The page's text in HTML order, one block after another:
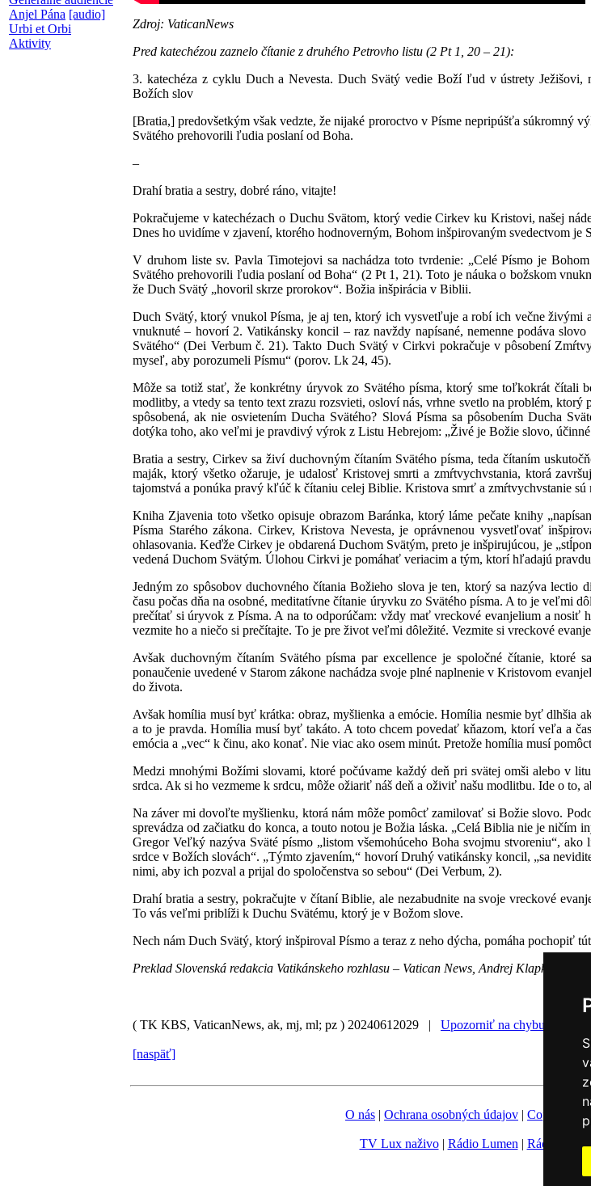
Anjel Pána [audio]
Urbi et Orbi
Aktivity
Zdroj: VaticanNews
Pred katechézou zaznelo čítanie z druhého Petrovho listu (2 Pt 1, 20 – 21):
3. katechéza z cyklu Duch a Nevesta. Duch Svätý vedie Boží ľud v ústrety Ježišovi,
Božích slov
[Bratia,] predovšetkým však vedzte, že nijaké proroctvo v Písme nepripúšťa súkromný
Svätého prehovorili ľudia poslaní od Boha.
–
Drahí bratia a sestry, dobré ráno, vitajte!
Pokračujeme v katechézach o Duchu Svätom, ktorý vedie Cirkev ku Kristovi, našej
Dnes ho uvidíme v zjavení, ktorého hodnoverným, Bohom inšpirovaným svedectvom je
V druhom liste sv. Pavla Timotejovi sa nachádza toto tvrdenie: „Celé Písmo je
Svätého prehovorili ľudia poslaní od Boha“ (2 Pt 1, 21). Toto je náuka o božskom
že Duch Svätý „hovoril skrze prorokov“. Božia inšpirácia v Biblii.
Duch Svätý, ktorý vnukol Písma, je aj ten, ktorý ich vysvetľuje a robí ich večne
vnuknuté – hovorí 2. Vatikánsky koncil – raz navždy napísané, nemenne podáva
Svätého“ (Dei Verbum č. 21). Takto Duch Svätý v Cirkvi pokračuje v pôsobení
myseľ, aby porozumeli Písmu“ (porov. Lk 24, 45).
Môže sa totiž stať, že konkrétny úryvok zo Svätého písma, ktorý sme toľkokrát čítali
modlitby, a vtedy sa tento text zrazu rozsvieti, osloví nás, vrhne svetlo na problém,
spôsobená, ak nie osvietením Ducha Svätého? Slová Písma sa pôsobením Ducha
dotýka toho, ako veľmi je pravdivý výrok z Listu Hebrejom: „Živé je Božie slovo,
Bratia a sestry, Cirkev sa živí duchovným čítaním Svätého písma, teda čítaním
maják, ktorý všetko ožaruje, je udalosť Kristovej smrti a zmŕtvychvstania, ktorá
tajomstvá a ponúka pravý kľúč k čítaniu celej Biblie. Kristova smrť a zmŕtvychvstanie
Kniha Zjavenia toto všetko opisuje obrazom Baránka, ktorý láme pečate knihy
Písma Starého zákona. Cirkev, Kristova Nevesta, je oprávnenou vysvetľovať
ohlasovania. Keďže Cirkev je obdarená Duchom Svätým, preto je inšpirujúcou, je
vedená Duchom Svätým. Úlohou Cirkvi je pomáhať veriacim a tým, ktorí hľadajú
Jedným zo spôsobov duchovného čítania Božieho slova je ten, ktorý sa nazýva
času počas dňa na osobné, meditatívne čítanie úryvku zo Svätého písma. A to je veľmi
prečítať si úryvok z Písma. A na to odporúčam: vždy mať vreckové evanjelium a nosiť
vezmite ho a niečo si prečítajte. To je pre život veľmi dôležité. Vezmite si vreckové
Avšak duchovným čítaním Svätého písma par excellence je spoločné čítanie,
ponaučenie uvedené v Starom zákone nachádza svoje plné naplnenie v Kristovom
do života.
Avšak homília musí byť krátka: obraz, myšlienka a emócie. Homília nesmie byť dlhšia
a to je pravda. Homília musí byť takáto. A toto chcem povedať kňazom, ktorí veľa a
emócia a „vec“ k činu, ako konať. Nie viac ako osem minút. Pretože homília musí
Medzi mnohými Božími slovami, ktoré počúvame každý deň pri svätej omši alebo v
srdca. Ak si ho vezmeme k srdcu, môže ožiariť náš deň a oživiť našu modlitbu. Ide o to,
Na záver mi dovoľte myšlienku, ktorá nám môže pomôcť zamilovať si Božie slovo.
sprevádza od začiatku do konca, a touto notou je Božia láska. „Celá Biblia nie je ničím
Gregor Veľký nazýva Sväté písmo „listom všemohúceho Boha svojmu stvoreniu“,
srdce v Božích slovách“. „Týmto zjavením,“ hovorí Druhý vatikánsky koncil, „sa
nimi, aby ich pozval a prijal do spoločenstva so sebou“ (Dei Verbum, 2).
Drahí bratia a sestry, pokračujte v čítaní Biblie, ale nezabudnite na svoje vreckové
To vás veľmi priblíži k Duchu Svätému, ktorý je v Božom slove.
Nech nám Duch Svätý, ktorý inšpiroval Písmo a teraz z neho dýcha, pomáha pochopiť
Preklad Slovenská redakcia Vatikánskeho rozhlasu – Vatican News, Andrej Klapka,
( TK KBS, VaticanNews, ak, mj, ml; pz ) 20240612029 | Upozorniť na chybu v správe
[naspäť]
O nás | Ochrana osobných údajov | Copyright
TV Lux naživo| Rádio Lumen | Rádio